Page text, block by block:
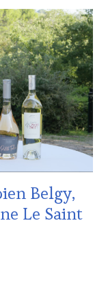
Belgy,
Le Saint